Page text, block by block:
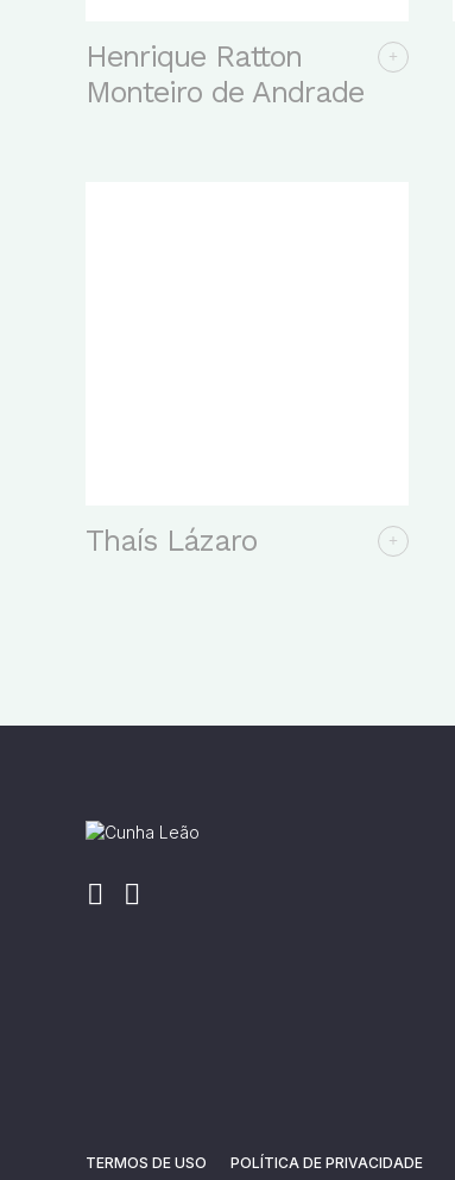
Henrique Ratton
Monteiro de Andrade
Thaís Lázaro
TERMOS DE USO POLÍTICA DE PRIVACIDADE